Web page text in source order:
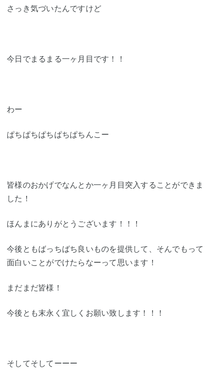
さっき気づいたんですけど
今日でまるまる一ヶ月目です！！
わー
ぱちぱちぱちぱちぱちんこー
皆様のおかげでなんとか一ヶ月目突入することができま
した！
ほんまにありがとうございます！！！
今後ともばっちばち良いものを提供して、そんでもって
面白いことがでけたらなーって思います！
まだまだ皆様！
今後とも末永く宜しくお願い致します！！！
そしてそしてーーー